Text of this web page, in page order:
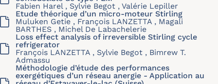
Fabien Harel , Sylvie Begot , Valérie Lepiller
Etude théorique d’un micro-moteur Stirling
Muluken Getie , François LANZETTA , Magali
BARTHES , Michel De Labachelerie
Loss effect analysis of irreversible Stirling cycle
refrigerator
François LANZETTA , Sylvie Begot , Bimrew T.
Admassu
Méthodologie d’étude des performances
exergétiques d’un réseau anergie - Application au